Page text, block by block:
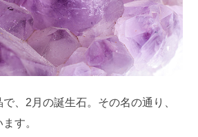
、2月の誕生石。その名の通り、
す。